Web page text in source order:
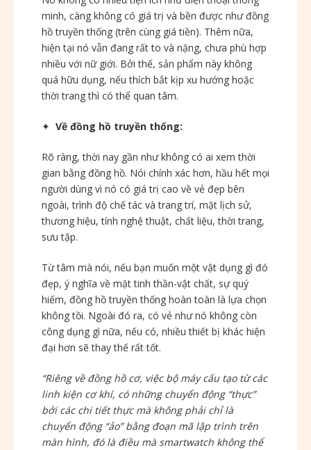
minh, càng không có giá trị và bền được như đồng
hồ truyền thống (trên cùng giá tiền). Thêm nữa,
hiện tại nó vẫn đang rất to và nặng, chưa phù hợp
nhiều với nữ giới. Bởi thế, sản phẩm này không
quá hữu dụng, nếu thích bắt kịp xu hướng hoặc
thời trang thì có thể quan tâm.
✦ Về đồng hồ truyền thống:
Rõ ràng, thời nay gần như không có ai xem thời
gian bằng đồng hồ. Nói chính xác hơn, hầu hết mọi
người dùng vì nó có giá trị cao về vẻ đẹp bên
ngoài, trình độ chế tác và trang trí, mặt lịch sử,
thương hiệu, tính nghệ thuật, chất liệu, thời trang,
sưu tập.
Từ tâm mà nói, nếu bạn muốn một vật dụng gì đó
đẹp, ý nghĩa về mặt tinh thần-vật chất, sự quý
hiếm, đồng hồ truyền thống hoàn toàn là lựa chọn
không tồi. Ngoài đó ra, có vẻ như nó không còn
công dụng gì nữa, nếu có, nhiều thiết bị khác hiện
đại hơn sẽ thay thế rất tốt.
“Riêng về đồng hồ cơ, việc bộ máy cấu tạo từ các
linh kiện cơ khí, có những chuyển động “thực”
bởi các chi tiết thực mà không phải chỉ là
chuyển động “ảo” bằng đoạn mã lập trình trên
màn hình, đó là điều mà smartwatch không thể